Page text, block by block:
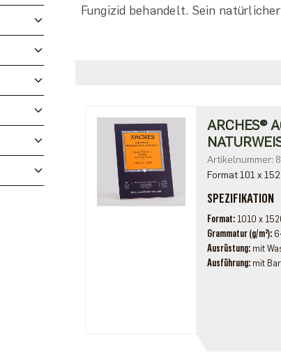
Fungizid behandelt. Sein
ARCHES®
Artikelnummer:
Format 101 x
SPEZIFIKATION
Format 1010 x
Grammatur (g/m²)
Ausrüstung mit
Ausführung mit